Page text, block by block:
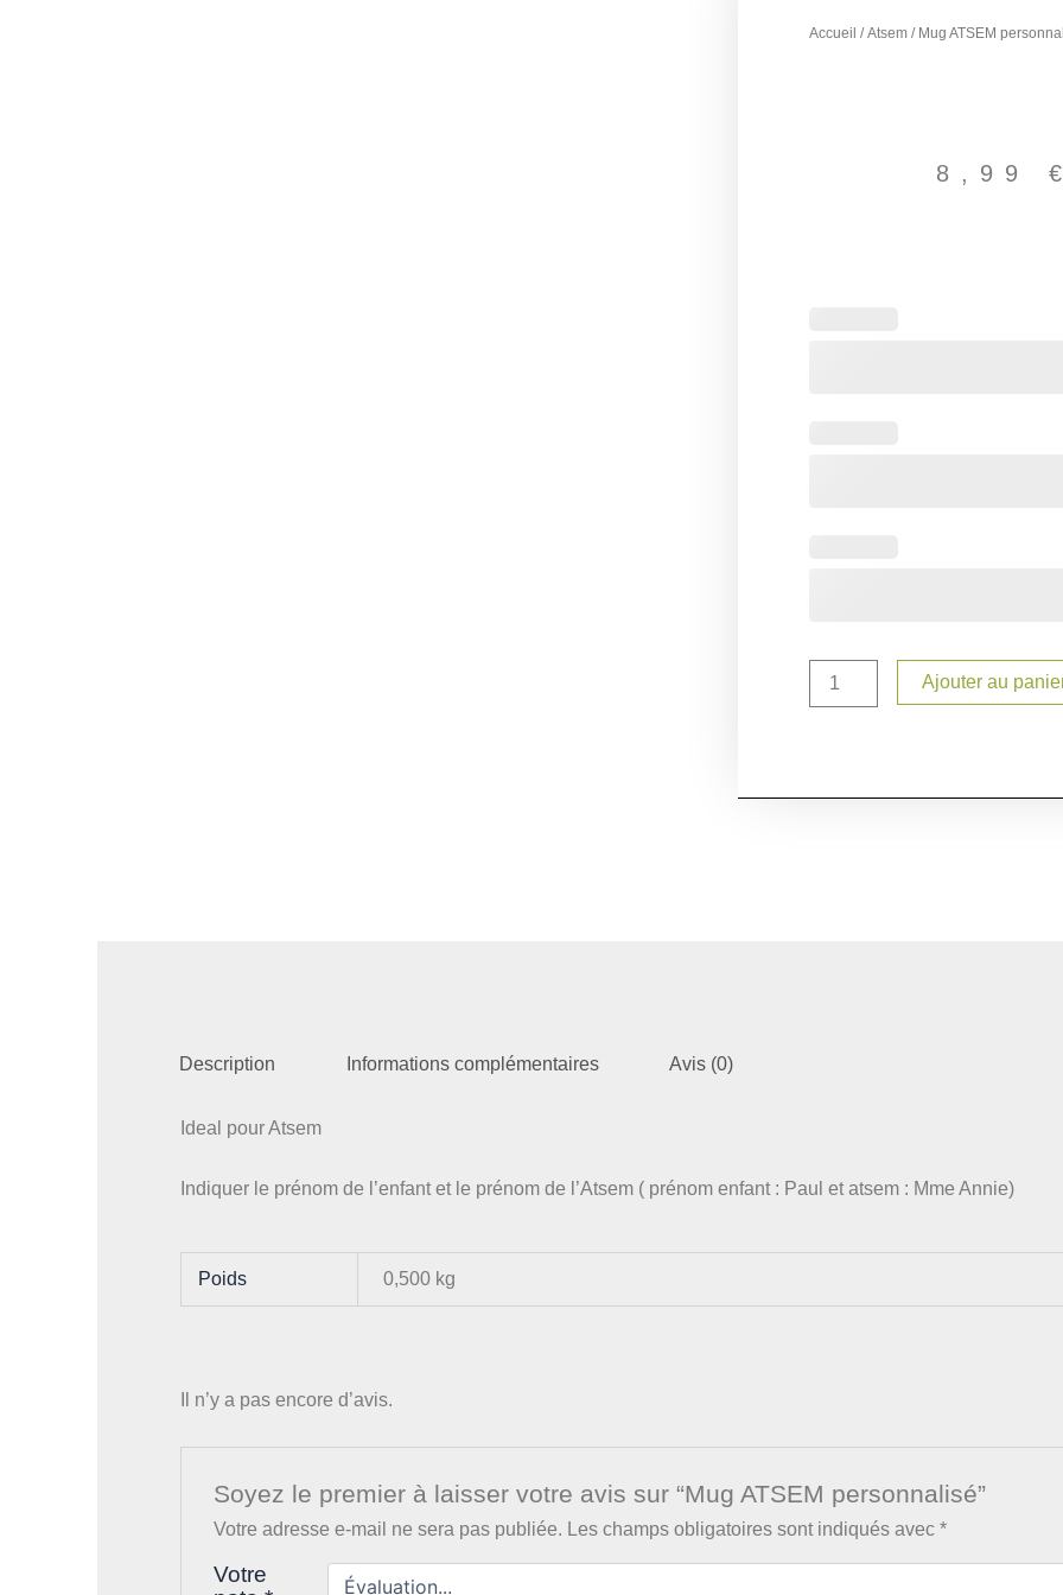
Accueil /Atsem / Mug ATSEM
8,99
Ajouter au
Description Informations complémentaires Avis (0)
Ideal pour Atsem
Indiquer le prénom de l’enfant et le prénom de l’Atsem ( prénom enfant : Paul et atsem : Mme Annie)
Poids 0,500 kg
Il n’y a pas encore d’avis.
Soyez le premier à laisser votre avis sur “Mug ATSEM personnalisé”
Votre adresse e-mail ne sera pas publiée. Les champs obligatoires sont indiqués avec *
Votre